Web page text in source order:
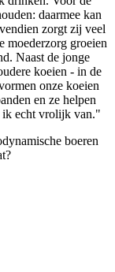
daarmee kan
zorgt zij veel
moederzorg groeien
Naast de jonge
koeien - in de
onze koeien
en ze helpen
ik echt vrolijk van."
boeren